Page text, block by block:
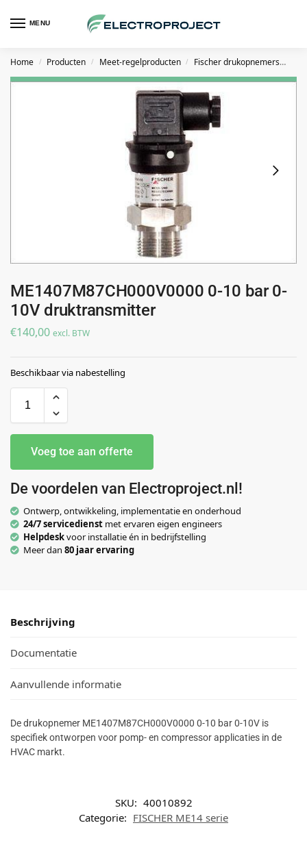
MENU
Home / Producten / Meet-regelproducten / Fischer drukopnemers
ME1407M87CH000V0000 0-10 bar 0-
10V druktransmitter
€140,00 excl. BTW
Beschikbaar via nabestelling
Voeg toe aan offerte
De voordelen van Electroproject.nl!
Ontwerp, ontwikkeling, implementatie en onderhoud
24/7 servicedienst met ervaren eigen engineers
Helpdeskvoor installatie én in bedrijfstelling
Meer dan 80 jaar ervaring
Beschrijving
Documentatie
Aanvullende informatie
De drukopnemer ME1407M87CH000V0000 0-10 bar 0-10V is
specifiek ontworpen voor pomp- en compressor applicaties in de
HVAC markt.
SKU: 40010892
Categorie: FISCHER ME14 serie